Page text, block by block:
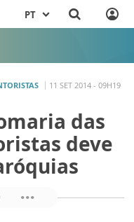
PT
11 SET 2014 - 09H19
das
deve